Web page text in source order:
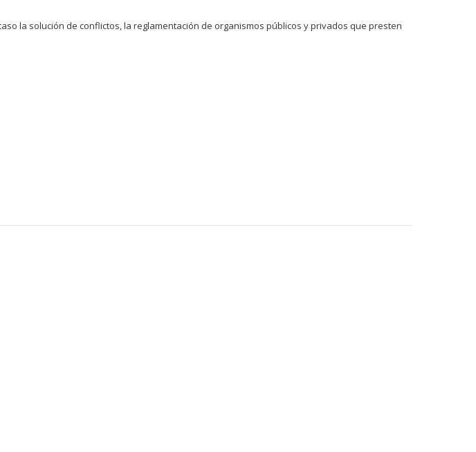
la solución de conflictos, la reglamentación de organismos públicos y privados que presten